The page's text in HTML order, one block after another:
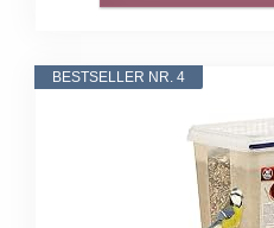
BESTSELLER NR. 4